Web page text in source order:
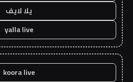
يلا لايف
yalla live
koora live